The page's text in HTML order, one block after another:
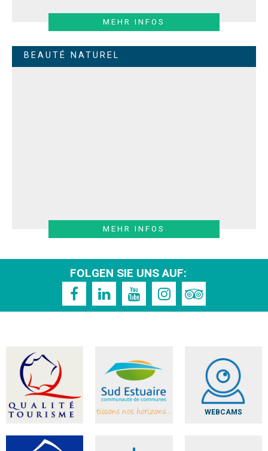
MEHR INFOS
BEAUTÉ NATUREL
MEHR INFOS
FOLGEN SIE UNS AUF:
WEBCAMS